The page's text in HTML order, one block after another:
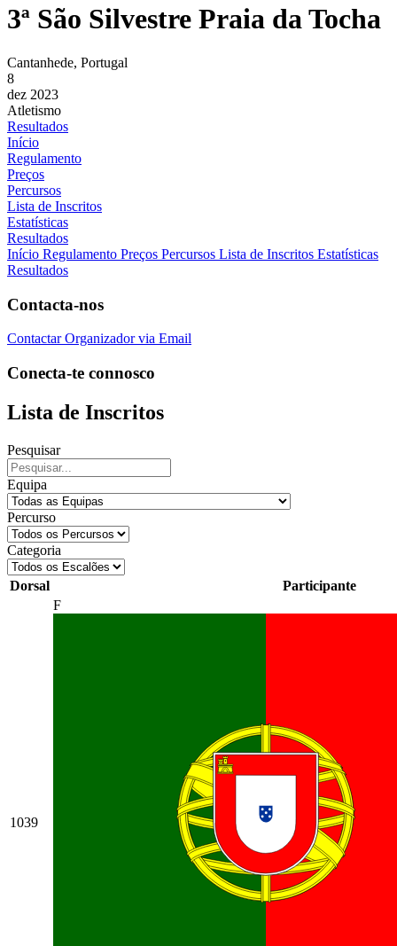
3ª São Silvestre Praia da Tocha
Cantanhede, Portugal
8
dez 2023
Atletismo
Resultados
Início
Regulamento
Preços
Percursos
Lista de Inscritos
Estatísticas
Resultados
Início Regulamento Preços Percursos Lista de Inscritos Estatísticas
Resultados
Contacta-nos
Contactar Organizador via Email
Conecta-te connosco
Lista de Inscritos
Pesquisar
Equipa
Percurso
Categoria
Dorsal Participante
1039
F